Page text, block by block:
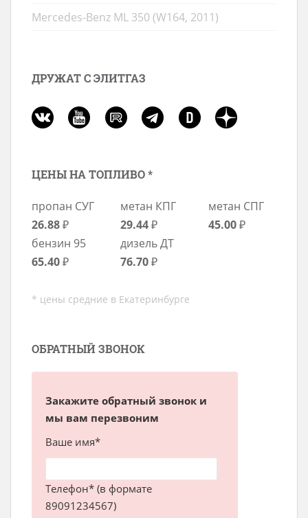
Mercedes-Benz ML 350 (W164, 2011)
ДРУЖАТ С ЭЛИТГАЗ
ЦЕНЫ НА ТОПЛИВО *
пропан СУГ
26.88₽
метан КПГ
29.44₽
метан СПГ
45.00₽
бензин 95
65.40₽
дизель ДТ
76.70₽
* цены средние в Екатеринбурге
ОБРАТНЫЙ ЗВОНОК
Закажите обратный звонок и
мы вам перезвоним
Ваше имя*
Телефон* (в формате
89091234567)